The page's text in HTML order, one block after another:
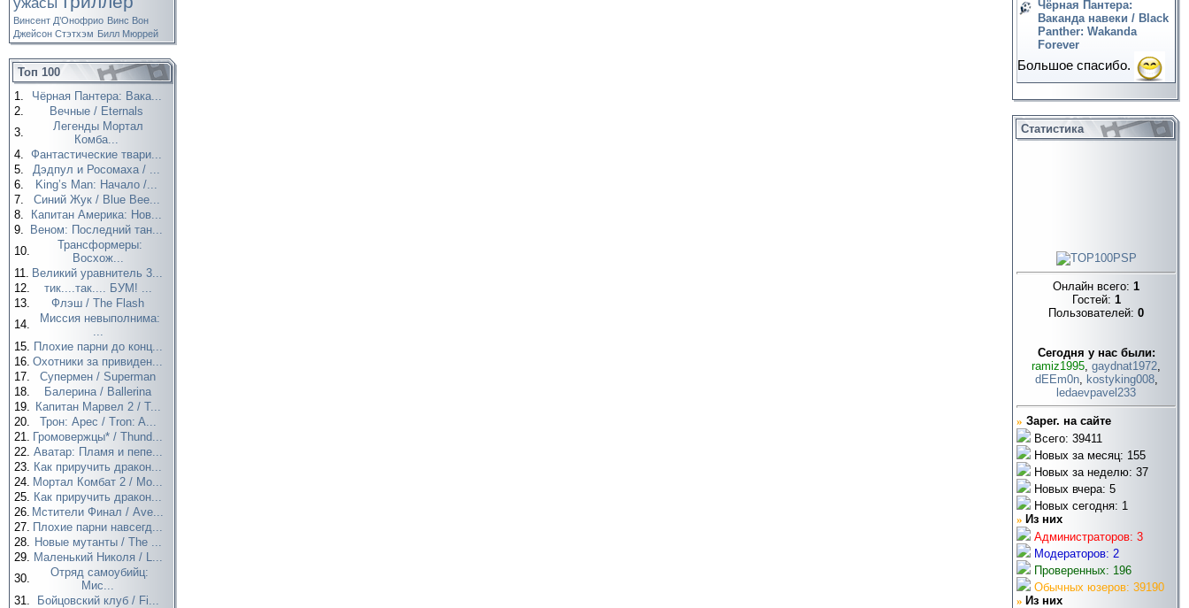
Винсент Д’Онофрио Винс Вон
Джейсон Стэтхэм Билл Мюррей
Топ 100
1.
Чёрная Пантера: Вака...
2.
Вечные / Eternals
3.
Легенды Мортал
Комба...
4. Фантастические твари...
5.
Дэдпул и Росомаха / ...
6.
King’s Man: Начало /...
7.
Синий Жук / Blue Bee...
8.
Капитан Америка: Нов...
9.
Веном: Последний тан...
10.
Трансформеры:
Восхож...
11. Великий уравнитель 3...
12.
тик....так.... БУМ! ...
13.
Флэш / The Flash
14.
Миссия невыполнима:
...
15. Плохие парни до конц...
16. Охотники за привиден...
17.
Супермен / Superman
18.
Балерина / Ballerina
19. Капитан Марвел 2 / T...
20.
Трон: Арес / Tron: A...
21. Громовержцы* / Thund...
22. Аватар: Пламя и пепе...
23. Как приручить дракон...
24. Мортал Комбат 2 / Mo...
25. Как приручить дракон...
26. Мстители Финал / Ave...
27. Плохие парни навсегд...
28. Новые мутанты / The ...
29. Маленький Николя / L...
30.
Отряд самоубийц:
Мис...
31.
Бойцовский клуб / Fi...
Чёрная Пантера:
Ваканда навеки / Black
Panther: Wakanda
Forever
Большое спасибо.
Статистика
Онлайн всего: 1
Гостей: 1
Пользователей: 0
Cегодня у нас были:
ramiz1995, gaydnat1972,
dEEm0n, kostyking008,
ledaevpavel233
» Зарег. на сайте
Всего: 39411
Новых за месяц: 155
Новых за неделю: 37
Новых вчера: 5
Новых сегодня: 1
» Из них
Администраторов: 3
Модераторов: 2
Проверенных: 196
Обычных юзеров: 39190
» Из них